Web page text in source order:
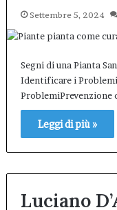
Settembre 5, 2024
Segni di una Pianta
Identificare i
ProblemiPrevenzione
Leggi di più »
Luciano